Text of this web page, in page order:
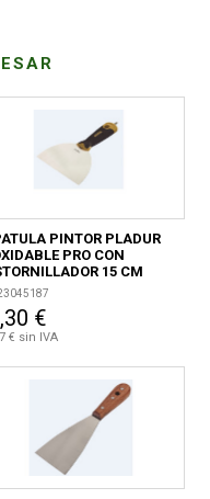
PINTOR PLADUR
PRO CON
15 CM
€
€ sin IVA